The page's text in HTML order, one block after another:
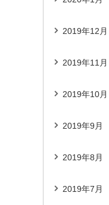
2019年12月
2019年11月
2019年10月
2019年9月
2019年8月
2019年7月